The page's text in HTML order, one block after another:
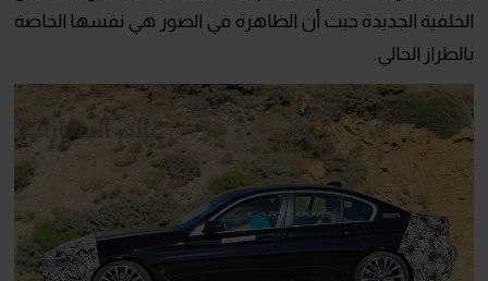
الخلفية الجديدة حيث أن الظاهرة في الصور هي نفسها الخاصة
بالطراز الحالي.